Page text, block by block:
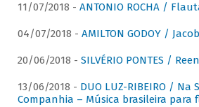
11/07/2018 - ANTONIO ROCHA /
04/07/2018 - AMILTON GODOY /
20/06/2018 - SILVÉRIO PONTES /
13/06/2018 - DUO LUZ-RIBEIRO / Na
Companhia – Música brasileira para